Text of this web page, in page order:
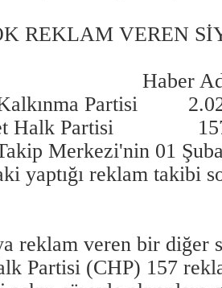
REKLAM VEREN
Haber
Kalkınma
Halk
Merkezi'nin 01
yaptığı reklam takibi
reklam veren bir diğer
Partisi (CHP) 157